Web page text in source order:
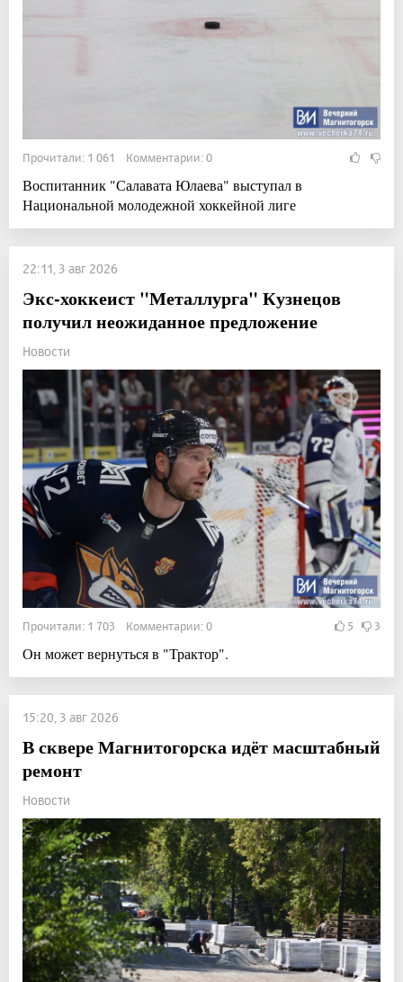
Прочитали: 1 061 Комментарии: 0
Воспитанник "Салавата Юлаева" выступал в
Национальной молодежной хоккейной лиге
22:11, 3 авг 2026
Экс-хоккеист "Металлурга" Кузнецов
получил неожиданное предложение
Новости
Прочитали: 1 703 Комментарии: 0 5 3
Он может вернуться в "Трактор".
15:20, 3 авг 2026
В сквере Магнитогорска идёт масштабный
ремонт
Новости